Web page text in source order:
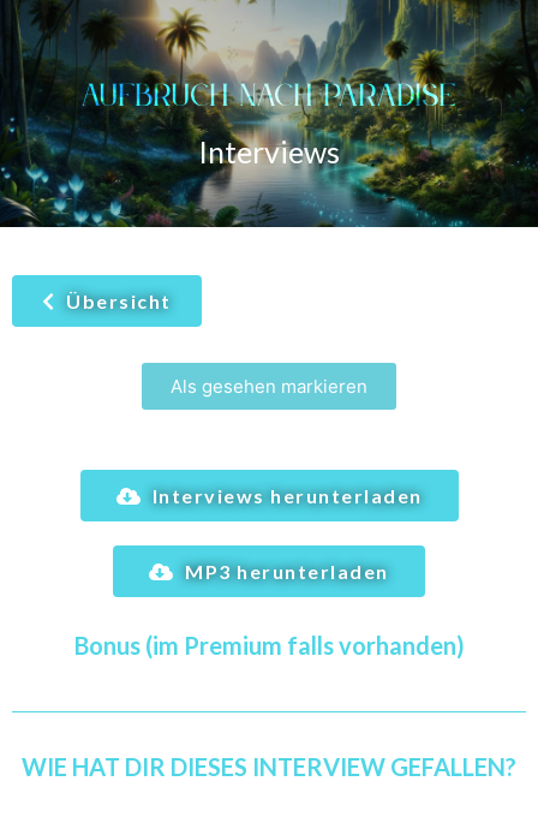
AUFBRUCH NACH PARADISE
Interviews
Übersicht
Als gesehen markieren
Interviews herunterladen
MP3 herunterladen
Bonus (im Premium falls vorhanden)
WIE HAT DIR DIESES INTERVIEW GEFALLEN?